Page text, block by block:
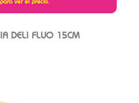
DELI FLUO 15CM